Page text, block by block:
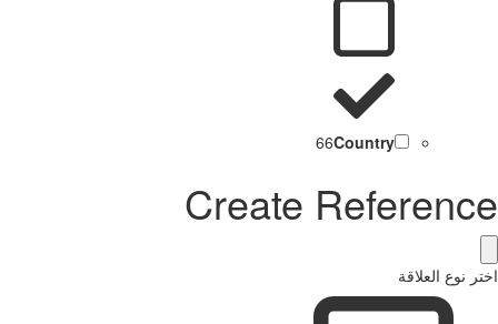
Country
66
Create Reference
اختر نوع العلاقة